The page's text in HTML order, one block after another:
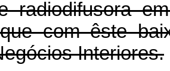
radiodifusora
com êste
Interiores.